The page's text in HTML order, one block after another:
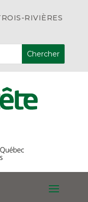
RIVIÈRES